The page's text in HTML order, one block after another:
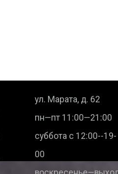
ул. Марата, д. 62
пн—пт 11:00—21:00
суббота с 12:00--19-
00